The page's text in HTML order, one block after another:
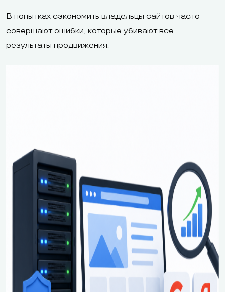
В попытках сэкономить владельцы сайтов часто
совершают ошибки, которые убивают все
результаты продвижения.